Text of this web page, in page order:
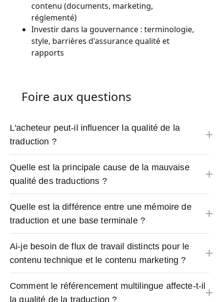
contenu (documents, marketing,
réglementé)
Investir dans la gouvernance : terminologie,
style, barrières d'assurance qualité et
rapports
Foire aux questions
L'acheteur peut-il influencer la qualité de la
traduction ?
Quelle est la principale cause de la mauvaise
qualité des traductions ?
Quelle est la différence entre une mémoire de
traduction et une base terminale ?
Ai-je besoin de flux de travail distincts pour le
contenu technique et le contenu marketing ?
Comment le référencement multilingue affecte-t-il
la qualité de la traduction ?